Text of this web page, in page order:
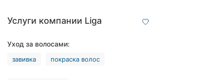
Ровно
Одесса
Услуги компании Liga
Уход за волосами:
завивка покраска волос